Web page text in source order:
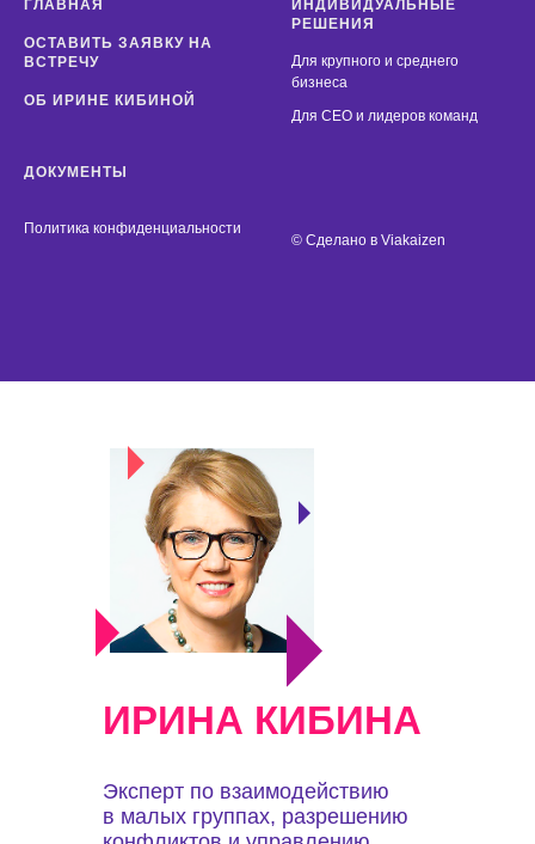
ГЛАВНАЯ
ОСТАВИТЬ ЗАЯВКУ НА
ВСТРЕЧУ
ОБ ИРИНЕ КИБИНОЙ
ИНДИВИДУАЛЬНЫЕ
РЕШЕНИЯ
Для крупного и среднего
бизнеса
Для СЕО и лидеров команд
ДОКУМЕНТЫ
Политика конфиденциальности
© Сделано в Viakaizen
ИРИНА КИБИНА
Эксперт по взаимодействию
в малых группах, разрешению